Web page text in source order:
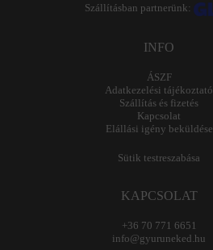
Szállításban partnerünk:
INFO
ÁSZF
Adatkezelési tájékoztató
Szállítás és fizetés
Kapcsolat
Elállási igény beküldése
Sütik testreszabása
KAPCSOLAT
+36 70 771 6651
info@gyuruneked.hu